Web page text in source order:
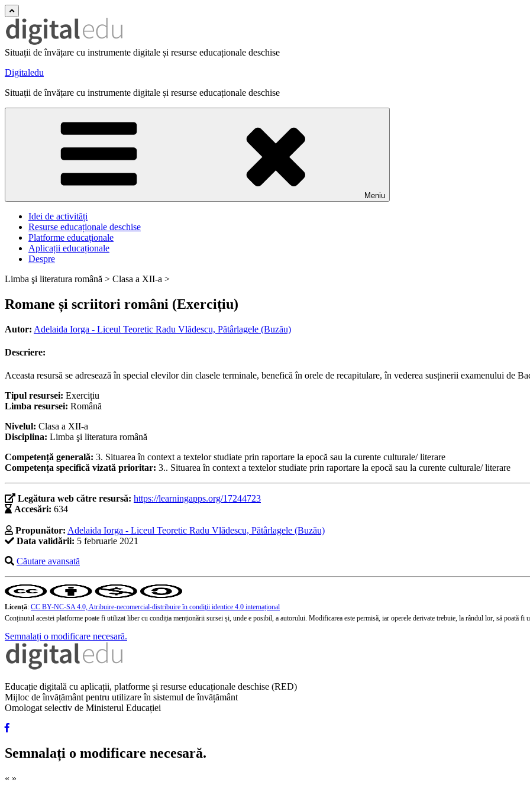
Situații de învățare cu instrumente digitale și resurse educaționale deschise
Digitaledu
Situații de învățare cu instrumente digitale și resurse educaționale deschise
Meniu
Idei de activități
Resurse educaționale deschise
Platforme educaționale
Aplicații educaționale
Despre
Limba şi literatura română > Clasa a XII-a >
Romane și scriitori români (Exercițiu)
Autor: Adelaida Iorga - Liceul Teoretic Radu Vlădescu, Pătârlagele (Buzău)
Descriere:
Aceasta resursă se adresează în special elevilor din clasele terminale, benefică în orele de recapitulare, în vederea susținerii examenului de
Tipul resursei: Exercițiu
Limba resursei: Română
Nivelul: Clasa a XII-a
Disciplina: Limba şi literatura română
Competență generală: 3. Situarea în context a textelor studiate prin raportare la epocă sau la curente culturale/ literare
Competența specifică vizată prioritar: 3.. Situarea în context a textelor studiate prin raportare la epocă sau la curente culturale/ literare
Legătura web către resursă: https://learningapps.org/17244723
Accesări: 634
Propunător: Adelaida Iorga - Liceul Teoretic Radu Vlădescu, Pătârlagele (Buzău)
Data validării: 5 februarie 2021
Căutare avansată
Licență: CC BY-NC-SA 4.0, Atribuire-necomercial-distribuire în condiţii identice 4.0 internațional
Conținutul acestei platforme poate fi utilizat liber cu condiția menționării sursei și, unde e posibil, a autorului. Modificarea este permisă, iar operele derivate trebuie, la rândul lor, să poată fi
Semnalați o modificare necesară.
Educație digitală cu aplicații, platforme și resurse educaționale deschise (RED)
Mijloc de învățământ pentru utilizare în sistemul de învățământ
Omologat selectiv de Ministerul Educației
Semnalați o modificare necesară.
« »